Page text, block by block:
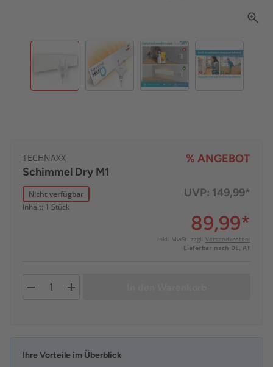
TECHNAXX
% ANGEBOT
Schimmel Dry M1
Nicht verfügbar
Inhalt: 1 Stück
UVP: 149,99*
89,99*
inkl. MwSt. zzgl. Versandkosten:
Lieferbar nach DE, AT
Ihre Vorteile im Überblick